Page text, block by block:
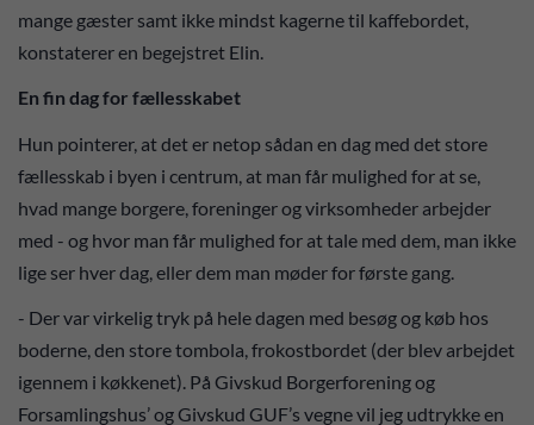
mange gæster samt ikke mindst kagerne til kaffebordet,
konstaterer en begejstret Elin.
En fin dag for fællesskabet
Hun pointerer, at det er netop sådan en dag med det store
fællesskab i byen i centrum, at man får mulighed for at se,
hvad mange borgere, foreninger og virksomheder arbejder
med - og hvor man får mulighed for at tale med dem, man ikke
lige ser hver dag, eller dem man møder for første gang.
- Der var virkelig tryk på hele dagen med besøg og køb hos
boderne, den store tombola, frokostbordet (der blev arbejdet
igennem i køkkenet). På Givskud Borgerforening og
Forsamlingshus’ og Givskud GUF’s vegne vil jeg udtrykke en